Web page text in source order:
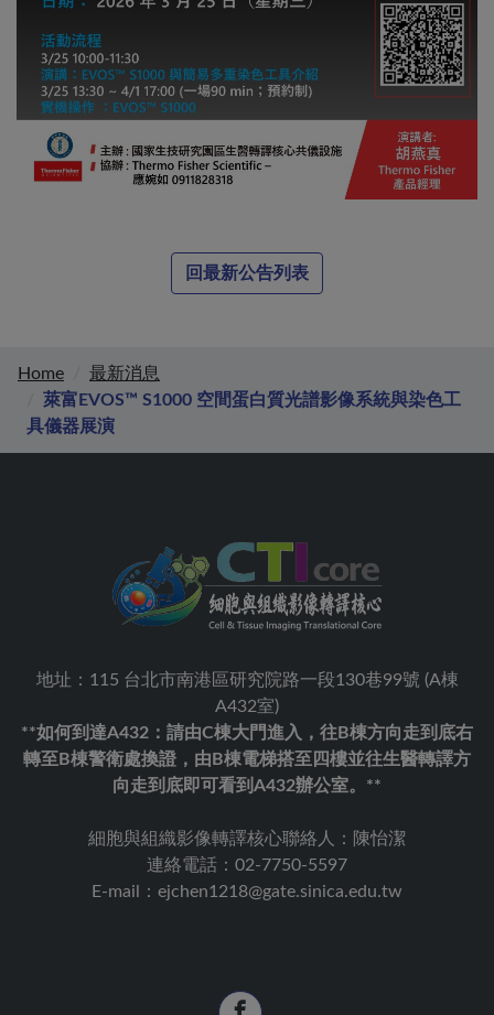
回最新公告列表
Home
最新消息
萊富EVOS™ S1000 空間蛋白質光譜影像系統與染色工
具儀器展演
地址：115 台北市南港區研究院路一段130巷99號 (A棟
A432室)
**如何到達A432：請由C棟大門進入，往B棟方向走到底右
轉至B棟警衛處換證，由B棟電梯搭至四樓並往生醫轉譯方
向走到底即可看到A432辦公室。**
細胞與組織影像轉譯核心聯絡人：陳怡潔
連絡電話：02-7750-5597
E-mail：ejchen1218@gate.sinica.edu.tw